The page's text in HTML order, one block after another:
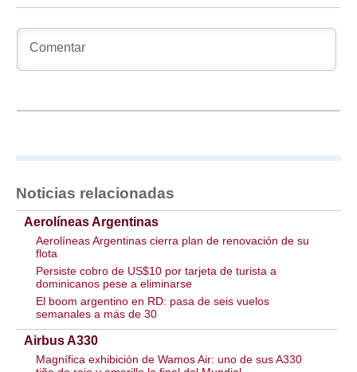
Noticias relacionadas
Aerolíneas Argentinas
Aerolíneas Argentinas cierra plan de renovación de su
flota
Persiste cobro de US$10 por tarjeta de turista a
dominicanos pese a eliminarse
El boom argentino en RD: pasa de seis vuelos
semanales a más de 30
Airbus A330
Magnífica exhibición de Wamos Air: uno de sus A330